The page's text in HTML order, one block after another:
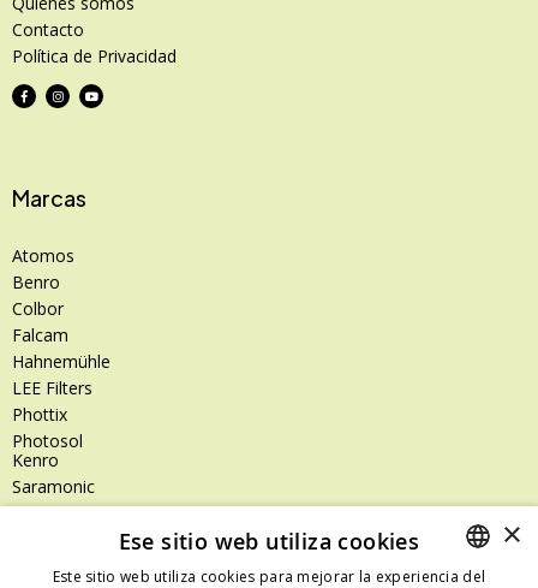
Contacto
Política de Privacidad
Marcas
Atomos
Benro
Colbor
Falcam
Hahnemühle
LEE Filters
Phottix
Photosol
Kenro
Saramonic
Shimoda
SanDisk Professional
×
Ese sitio web utiliza cookies
Este sitio web utiliza cookies para mejorar la experiencia del